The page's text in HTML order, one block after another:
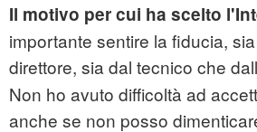
Il motivo per cui ha scelto
importante sentire la fiducia,
direttore, sia dal tecnico che
Non ho avuto difficoltà ad
anche se non posso